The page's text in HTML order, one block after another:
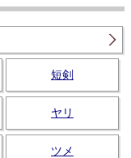
短剣
ヤリ
ツメ